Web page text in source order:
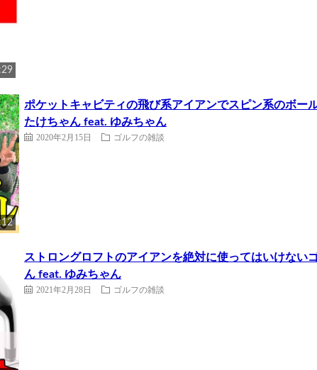
ポケットキャビティの飛び系アイアンでスピン系のボー
たけちゃん feat. ゆみちゃん
2020年2月15日 ゴルフの雑談
ストロングロフトのアイアンを絶対に使ってはいけない
ん feat. ゆみちゃん
2021年2月28日 ゴルフの雑談